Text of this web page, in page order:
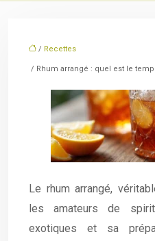
/ Recettes
/ Rhum arrangé : quel est le
Le rhum arrangé,
les amateurs de
exotiques et sa